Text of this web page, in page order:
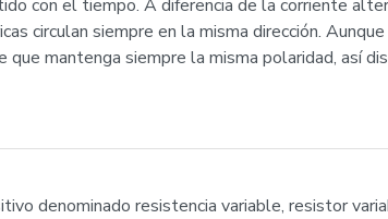
con el tiempo. A diferencia de la corriente
circulan siempre en la misma dirección.
mantenga siempre la misma polaridad, así
denominado resistencia variable, resistor